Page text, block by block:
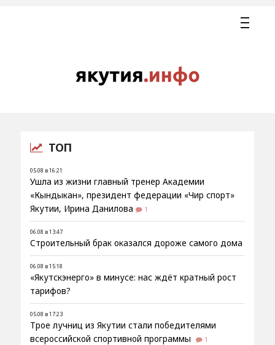
ТОП
05.08 в 16:21
Ушла из жизни главный тренер Академии
«Кындыкан», президент федерации «Чир спорт»
Якутии, Ирина Данилова
1
06.08 в 13:47
Строительный брак оказался дороже самого дома
06.08 в 15:18
«Якутскэнерго» в минусе: нас ждёт кратный рост
тарифов?
05.08 в 17:23
Трое лучниц из Якутии стали победителями
всероссийской спортивной программы
1